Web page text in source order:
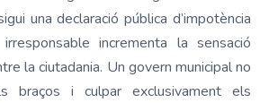
una declaració pública d’impotència
incrementa la sensació
la ciutadania. Un govern municipal no
braços i culpar exclusivament els